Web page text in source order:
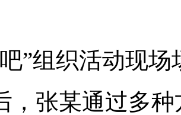
”组织活动现
，张某通过多